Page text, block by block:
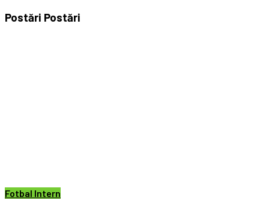
Postări Postări
Fotbal Intern